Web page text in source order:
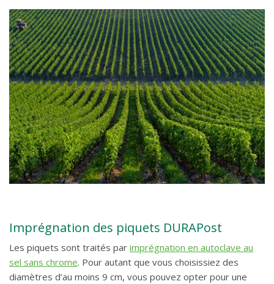
Imprégnation des piquets DURAPost
Les piquets sont traités par imprégnation en autoclave au
sel sans chrome. Pour autant que vous choisissiez des
diamètres d’au moins 9 cm, vous pouvez opter pour une